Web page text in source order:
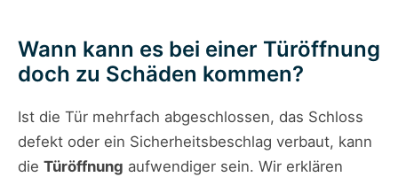
Wann kann es bei einer Türöffnung
doch zu Schäden kommen?
Ist die Tür mehrfach abgeschlossen, das Schloss
defekt oder ein Sicherheitsbeschlag verbaut, kann
die Türöffnung aufwendiger sein. Wir erklären